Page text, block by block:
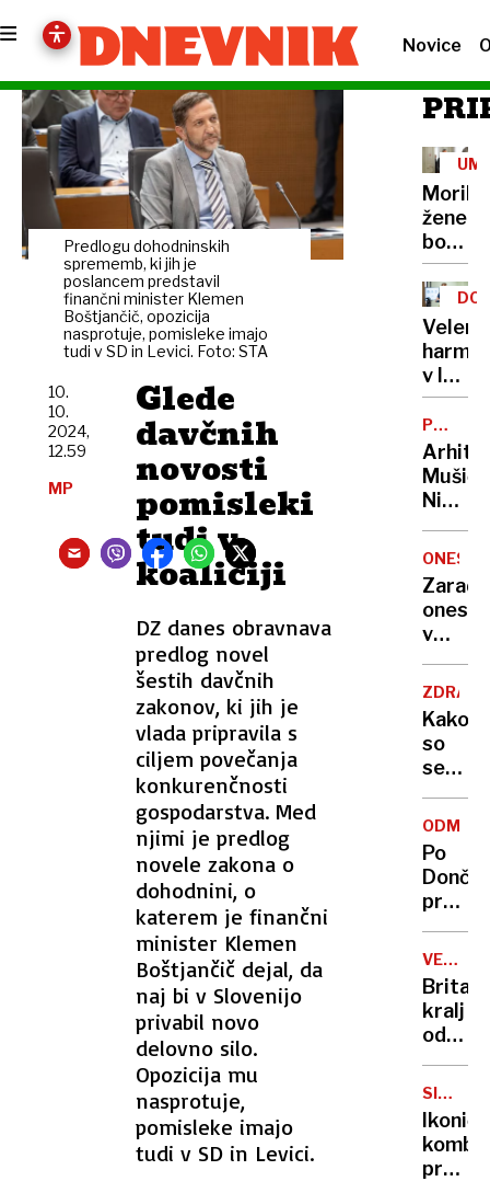
Novice
Predlogu dohodninskih
sprememb, ki jih je
poslancem predstavil
finančni minister Klemen
Boštjančič, opozicija
nasprotuje, pomisleke imajo
tudi v SD in Levici. Foto: STA
Glede
davčnih
novosti
pomisleki
tudi v
koaliciji
DZ danes obravnava
predlog novel
šestih davčnih
zakonov, ki jih je
vlada pripravila s
ciljem povečanja
konkurenčnosti
gospodarstva. Med
njimi je predlog
novele zakona o
dohodnini, o
katerem je finančni
minister Klemen
Boštjančič dejal, da
naj bi v Slovenijo
privabil novo
delovno silo.
Opozicija mu
nasprotuje,
pomisleke imajo
tudi v SD in Levici.
10.
10.
2024,
12.59
MP
žene
bo
sedel
21
let
v lov
na
nov
rekord
CENTER
Mušič:
Nikoli
nisem
da je
to v
moji
sploh
Zaradi
v
delu
voda
Kako
so
se
cilji
vlade
Po
Karma
je
psica,
Nico
pa
njen
sin
VELIKA
kralj
zaradi
raka
SIMBOL
kombi